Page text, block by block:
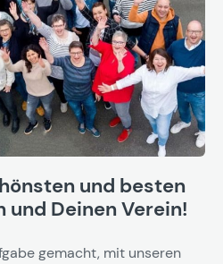
und besten
und Deinen Verein!
gemacht, mit unseren